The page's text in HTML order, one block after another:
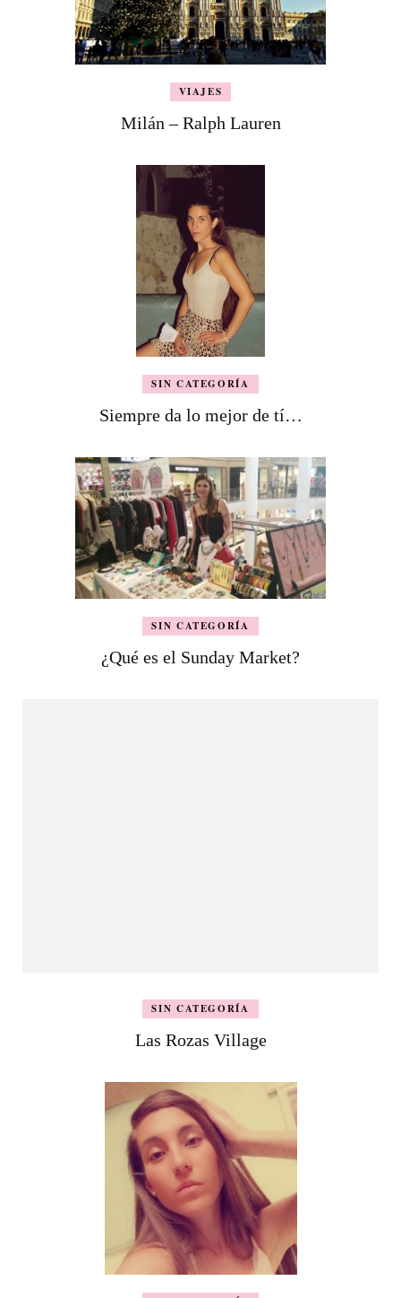
VIAJES
Milán – Ralph Lauren
SIN CATEGORÍA
Siempre da lo mejor de tí…
SIN CATEGORÍA
¿Qué es el Sunday Market?
SIN CATEGORÍA
Las Rozas Village